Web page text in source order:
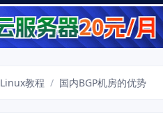
Linux教程 / 国内BGP机房的优势